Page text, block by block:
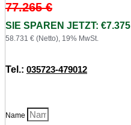
77.265€
SIE SPAREN JETZT: €7.375
58.731 € (Netto), 19% MwSt.
Tel.: 035723-479012
Name